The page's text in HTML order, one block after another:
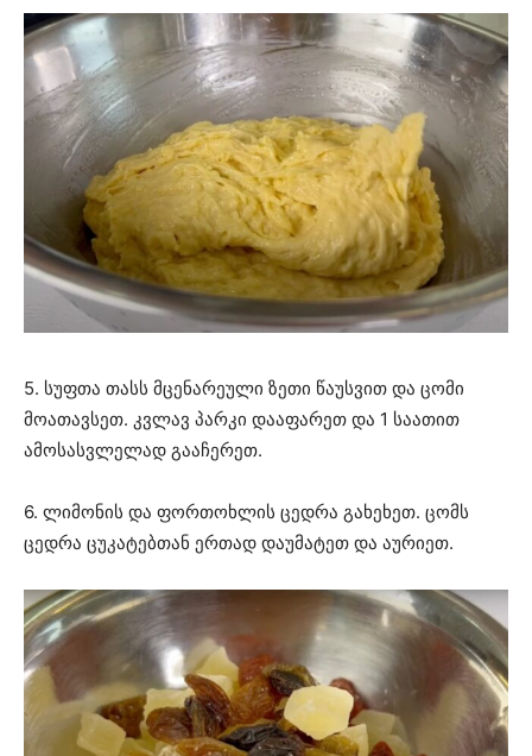
5. სუფთა თასს მცენარეული ზეთი წაუსვით და ცომი
მოათავსეთ. კვლავ პარკი დააფარეთ და 1 საათით
ამოსასვლელად გააჩერეთ.
6. ლიმონის და ფორთოხლის ცედრა გახეხეთ. ცომს
ცედრა ცუკატებთან ერთად დაუმატეთ და აურიეთ.